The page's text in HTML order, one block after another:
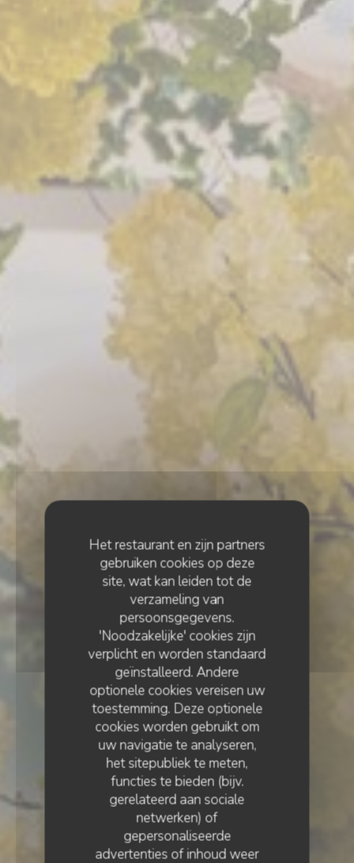
Het restaurant en zijn partners
gebruiken cookies op deze
site, wat kan leiden tot de
verzameling van
persoonsgegevens.
'Noodzakelijke' cookies zijn
verplicht en worden standaard
geïnstalleerd. Andere
optionele cookies vereisen uw
toestemming. Deze optionele
cookies worden gebruikt om
uw navigatie te analyseren,
het sitepubliek te meten,
functies te bieden (bijv.
gerelateerd aan sociale
netwerken) of
gepersonaliseerde
advertenties of inhoud weer
CAFÉ / BAR• CHARTRES
LE CAFÉ SERPENTE